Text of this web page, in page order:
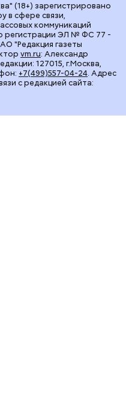
(18+) зарегистрировано
в сфере связи,
коммуникаций
регистрации ЭЛ № ФС 77 -
"Редакция газеты
vm.ru: Александр
127015, г.Москва,
+7(499)557-04-24. Адрес
с редакцией сайта: